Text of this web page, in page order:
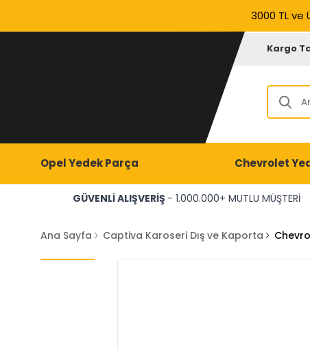
3000 TL ve
Kargo
Opel Yedek Parça Chevrolet
GÜVENLİ ALIŞVERİŞ - 1.000.000+ MUTLU MÜŞTERİ
Ana Sayfa Captiva Karoseri Dış ve Kaporta